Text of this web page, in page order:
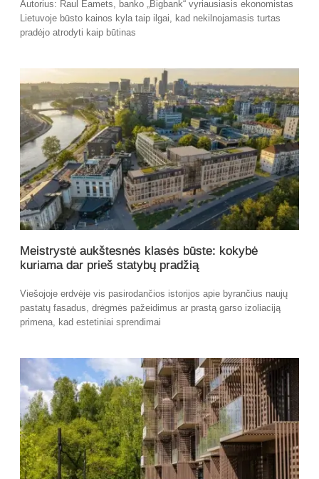
Autorius: Raul Eamets, banko „Bigbank“ vyriausiasis ekonomistas
Lietuvoje būsto kainos kyla taip ilgai, kad nekilnojamasis turtas
pradėjo atrodyti kaip būtinas
Meistrystė aukštesnės klasės būste: kokybė
kuriama dar prieš statybų pradžią
Viešojoje erdvėje vis pasirodančios istorijos apie byrančius naujų
pastatų fasadus, drėgmės pažeidimus ar prastą garso izoliaciją
primena, kad estetiniai sprendimai